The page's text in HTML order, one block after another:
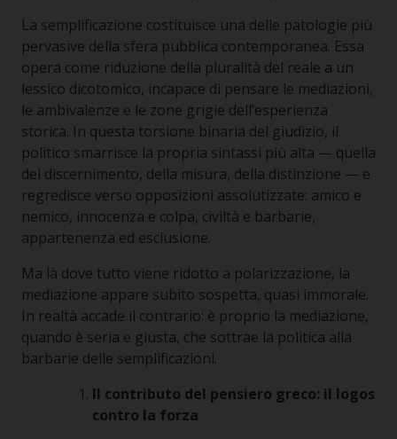
La semplificazione costituisce una delle patologie più
pervasive della sfera pubblica contemporanea. Essa
opera come riduzione della pluralità del reale a un
lessico dicotomico, incapace di pensare le mediazioni,
le ambivalenze e le zone grigie dell’esperienza
storica. In questa torsione binaria del giudizio, il
politico smarrisce la propria sintassi più alta — quella
del discernimento, della misura, della distinzione — e
regredisce verso opposizioni assolutizzate: amico e
nemico, innocenza e colpa, civiltà e barbarie,
appartenenza ed esclusione.
Ma là dove tutto viene ridotto a polarizzazione, la
mediazione appare subito sospetta, quasi immorale.
In realtà accade il contrario: è proprio la mediazione,
quando è seria e giusta, che sottrae la politica alla
barbarie delle semplificazioni.
Il contributo del pensiero greco: il logos
contro la forza